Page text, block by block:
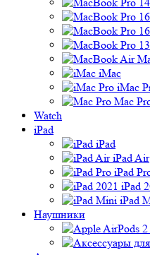
iMac
iMac
Mac
Watch
iPad
iPad
iPad Air
iPad
iPad
iPad
Наушники